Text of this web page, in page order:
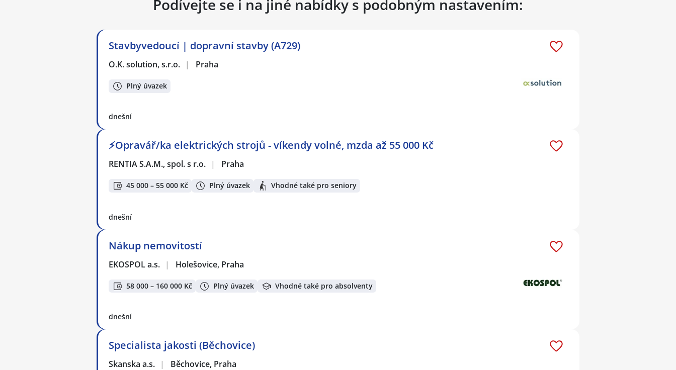
Podívejte se i na jiné nabídky s podobným nastavením:
Stavbyvedoucí | dopravní stavby (A729)
O.K. solution, s.r.o. | Praha
Plný úvazek
dnešní
⚡Opravář/ka elektrických strojů - víkendy volné, mzda až 55 000 Kč
RENTIA S.A.M., spol. s r.o. | Praha
45 000 – 55 000 Kč Plný úvazek Vhodné také pro seniory
dnešní
Nákup nemovitostí
EKOSPOL a.s. | Holešovice, Praha
58 000 – 160 000 Kč Plný úvazek Vhodné také pro absolventy
dnešní
Specialista jakosti (Běchovice)
Skanska a.s. | Běchovice, Praha